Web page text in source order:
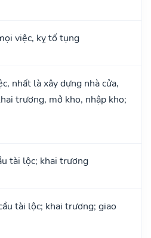
việc, kỵ tố tụng
nhất là xây dựng nhà cửa,
trương, mở kho, nhập kho;
tài lộc; khai trương
tài lộc; khai trương; giao